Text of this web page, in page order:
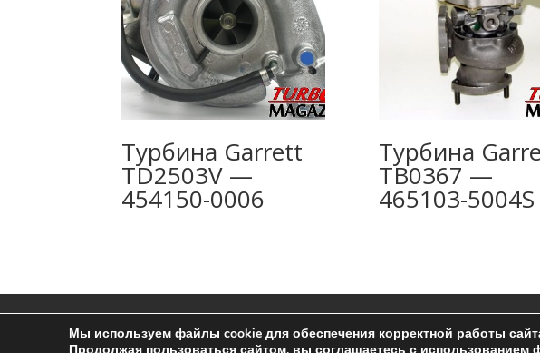
Турбина Garrett
TD2503V —
454150-0006
Турбина
TB0367 —
465103-5004S
Ремонт турбин Контакты
Пользовательское
Мы используем файлы cookie для обеспечения корректной работы